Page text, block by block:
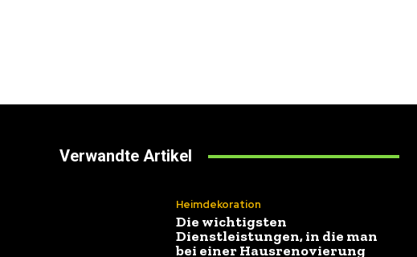
Verwandte Artikel
Heimdekoration
Die wichtigsten
Dienstleistungen, in die man
bei einer Hausrenovierung